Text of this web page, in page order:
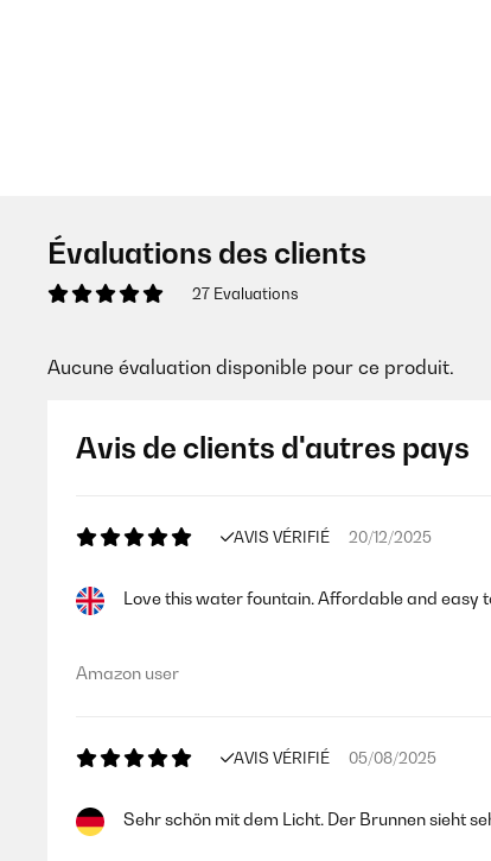
Évaluations des clients
27 Evaluations
Aucune évaluation disponible pour ce produit.
Avis de clients d'autres pays
AVIS VÉRIFIÉ 20/12/2025
Love this water fountain. Affordable and easy
Amazon user
AVIS VÉRIFIÉ 05/08/2025
Sehr schön mit dem Licht. Der Brunnen sieht